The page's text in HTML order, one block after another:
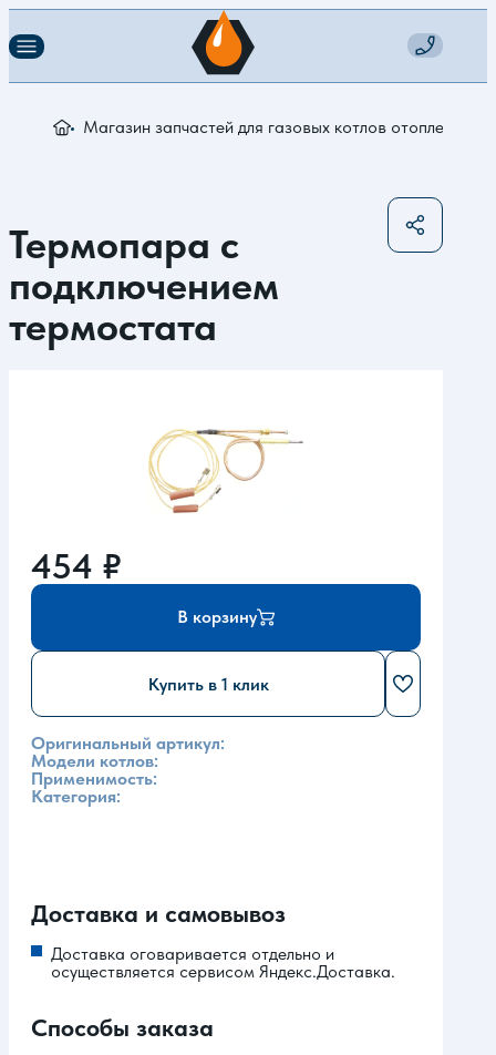
Магазин запчастей для газовых котлов отопления
Термопара c
подключением
термостата
454 ₽
В корзину
Купить в 1 клик
Оригинальный артикул:
Модели котлов:
Применимость:
Категория:
Доставка и самовывоз
Доставка оговаривается отдельно и
осуществляется сервисом Яндекс.Доставка.
Способы заказа